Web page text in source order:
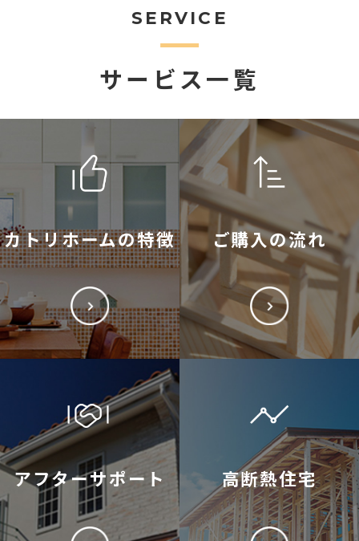
SERVICE
サービス一覧
カトリホームの特徴 ご購入の流れ
アフターサポート 高断熱住宅